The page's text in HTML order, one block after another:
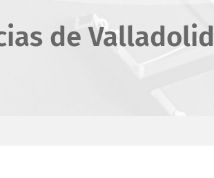
de Valladolid